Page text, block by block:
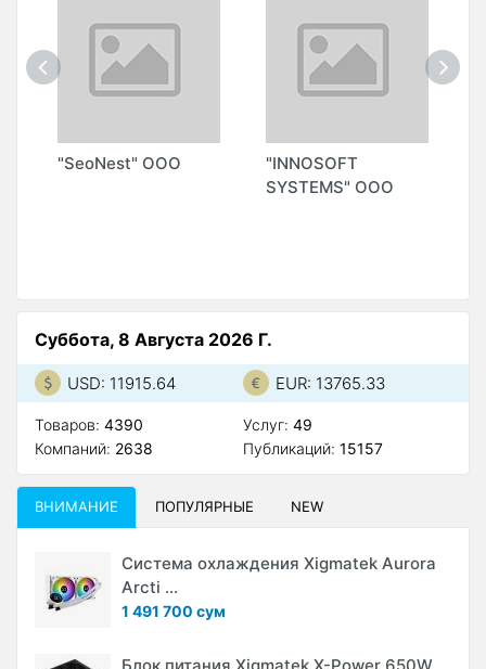
"SeoNest" ООО
"INNOSOFT
SYSTEMS" ООО
Суббота, 8 Августа 2026 Г.
USD: 11915.64 EUR: 13765.33
Товаров: 4390
Компаний: 2638
Услуг: 49
Публикаций: 15157
ВНИМАНИЕ ПОПУЛЯРНЫЕ NEW
Система охлаждения Xigmatek Aurora
Arcti ...
1 491 700 сум